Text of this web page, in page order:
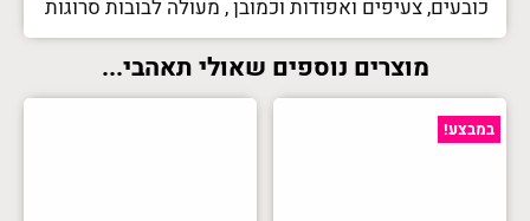
כובעים, צעיפים ואפודות וכמובן , מעולה לבובות סרוגות
מוצרים נוספים שאולי תאהבי...
במבצע!